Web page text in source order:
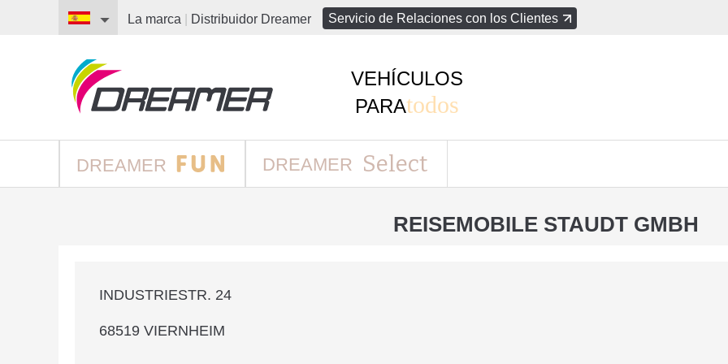
La marca Distribuidor Dreamer Servicio de Relaciones con los Clientes
VEHÍCULOS
PARAtodos
DREAMER DREAMER Select
REISEMOBILE STAUDT GMBH
INDUSTRIESTR. 24
68519 VIERNHEIM